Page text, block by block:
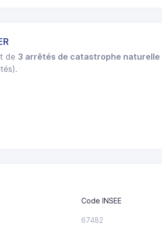
de 3 arrêtés de catastrophe naturelle
Code INSEE
67482